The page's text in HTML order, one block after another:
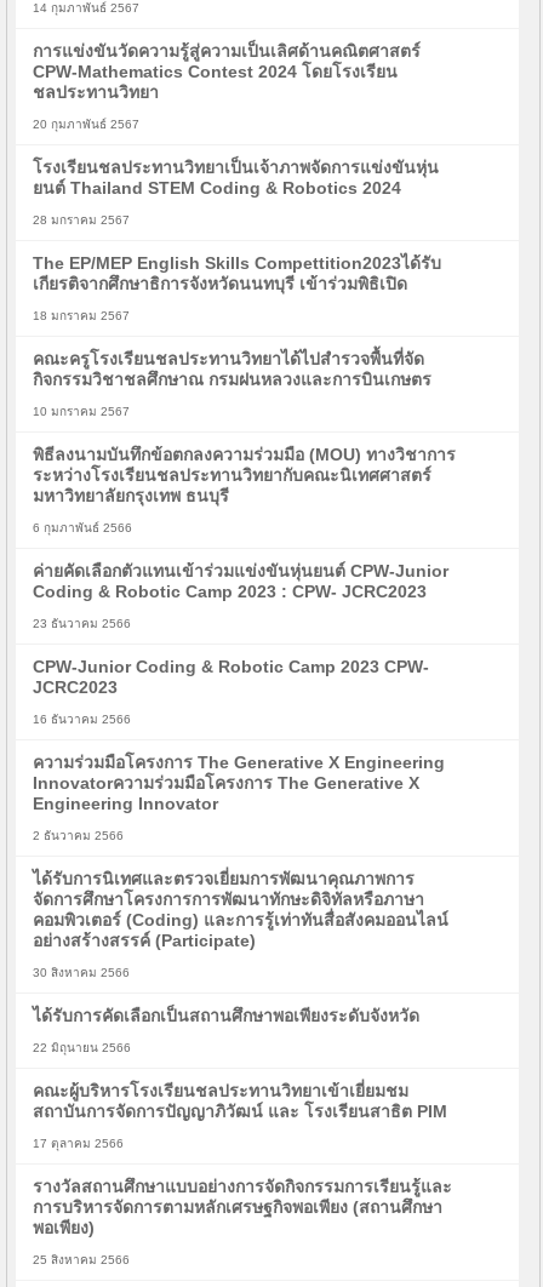
14 กุมภาพันธ์ 2567
การแข่งขันวัดความรู้สู่ความเป็นเลิศด้านคณิตศาสตร์
CPW-Mathematics Contest 2024 โดยโรงเรียน
ชลประทานวิทยา
20 กุมภาพันธ์ 2567
โรงเรียนชลประทานวิทยาเป็นเจ้าภาพจัดการแข่งขันหุ่น
ยนต์ Thailand STEM Coding & Robotics 2024
28 มกราคม 2567
The EP/MEP English Skills Compettition2023ได้รับ
เกียรติจากศึกษาธิการจังหวัดนนทบุรี เข้าร่วมพิธิเปิด
18 มกราคม 2567
คณะครูโรงเรียนชลประทานวิทยาได้ไปสำรวจพื้นที่จัด
กิจกรรมวิชาชลศึกษาณ กรมฝนหลวงและการบินเกษตร
10 มกราคม 2567
พิธีลงนามบันทึกข้อตกลงความร่วมมือ (MOU) ทางวิชาการ
ระหว่างโรงเรียนชลประทานวิทยากับคณะนิเทศศาสตร์
มหาวิทยาลัยกรุงเทพ ธนบุรี
6 กุมภาพันธ์ 2566
ค่ายคัดเลือกตัวแทนเข้าร่วมแข่งขันหุ่นยนต์ CPW-Junior
Coding & Robotic Camp 2023 : CPW- JCRC2023
23 ธันวาคม 2566
CPW-Junior Coding & Robotic Camp 2023 CPW-
JCRC2023
16 ธันวาคม 2566
ความร่วมมือโครงการ The Generative X Engineering
Innovatorความร่วมมือโครงการ The Generative X
Engineering Innovator
2 ธันวาคม 2566
ได้รับการนิเทศและตรวจเยี่ยมการพัฒนาคุณภาพการ
จัดการศึกษาโครงการการพัฒนาทักษะดิจิทัลหรือภาษา
คอมพิวเตอร์ (Coding) และการรู้เท่าทันสื่อสังคมออนไลน์
อย่างสร้างสรรค์ (Participate)
30 สิงหาคม 2566
ได้รับการคัดเลือกเป็นสถานศึกษาพอเพียงระดับจังหวัด
22 มิถุนายน 2566
คณะผู้บริหารโรงเรียนชลประทานวิทยาเข้าเยี่ยมชม
สถาบันการจัดการปัญญาภิวัฒน์ และ โรงเรียนสาธิต PIM
17 ตุลาคม 2566
รางวัลสถานศึกษาแบบอย่างการจัดกิจกรรมการเรียนรู้และ
การบริหารจัดการตามหลักเศรษฐกิจพอเพียง (สถานศึกษา
พอเพียง)
25 สิงหาคม 2566